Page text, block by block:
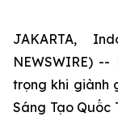
JAKARTA,
NEWSWIRE)
trọng khi giành
Sáng Tạo Quốc